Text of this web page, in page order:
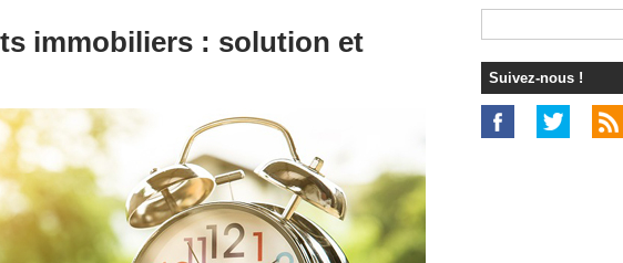
immobiliers : solution et
Suivez-nous !